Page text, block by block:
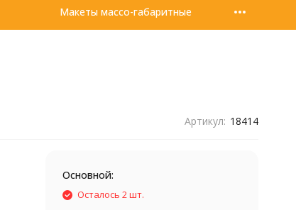
Макеты массо-габаритные
Артикул: 18414
Основной:
Осталось 2 шт.